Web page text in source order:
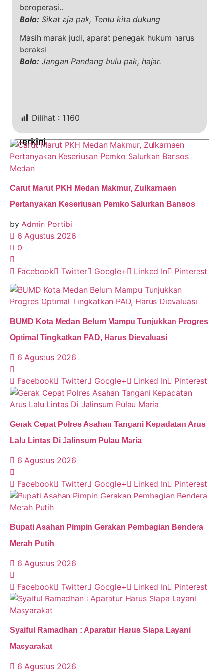
beroperasi..
Bolo: Sikat aja pak, Tentu kita dukung
Masih marak judi, aparat penegak hukum harus
beraksi
Bolo: Jangan Pandang bulu pak, hajar.
Dilihat : 1,160
Terkini
Medan
Carut Marut PKH Medan Makmur, Zulkarnaen
Pertanyakan Keseriusan Pemko Salurkan Bansos
by Admin Portibi
6 Agustus 2026
0
Facebook Twitter Google+ Linked In Pinterest
BUMD Kota Medan Belum Mampu Tunjukkan Progres
Optimal Tingkatkan PAD, Harus Dievaluasi
6 Agustus 2026
Facebook Twitter Google+ Linked In Pinterest
Gerak Cepat Polres Asahan Tangani Kepadatan Arus
Lalu Lintas Di Jalinsum Pulau Maria
6 Agustus 2026
Facebook Twitter Google+ Linked In Pinterest
Bupati Asahan Pimpin Gerakan Pembagian Bendera
Merah Putih
6 Agustus 2026
Facebook Twitter Google+ Linked In Pinterest
Syaiful Ramadhan : Aparatur Harus Siapa Layani
Masyarakat
6 Agustus 2026